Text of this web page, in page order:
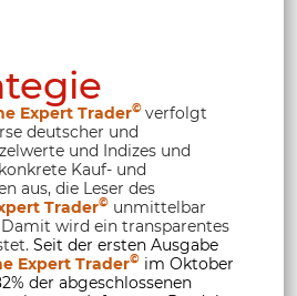
Expert Trader© verfolgt
deutscher und
und Indizes und
Kauf- und
aus, die Leser des
Trader© unmittelbar
wird ein transparentes
Seit der ersten Ausgabe
Expert Trader© im Oktober
der abgeschlossenen